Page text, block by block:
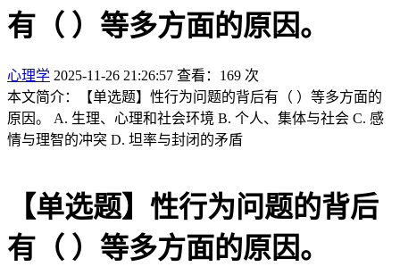
有（ ）等多方面的原因。
心理学 2025-11-26 21:26:57 查看：169 次
本文简介：【单选题】性行为问题的背后有（ ）等多方面的
原因。 A. 生理、心理和社会环境 B. 个人、集体与社会 C. 感
情与理智的冲突 D. 坦率与封闭的矛盾
【单选题】性行为问题的背后
有（ ）等多方面的原因。